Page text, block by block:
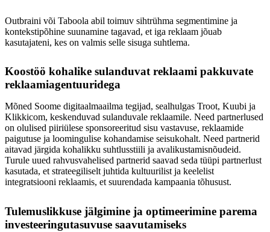
Outbraini või Taboola abil toimuv sihtrühma segmentimine ja
kontekstipõhine suunamine tagavad, et iga reklaam jõuab
kasutajateni, kes on valmis selle sisuga suhtlema.
Koostöö kohalike sulanduvat reklaami pakkuvate
reklaamiagentuuridega
Mõned Soome digitaalmaailma tegijad, sealhulgas Troot, Kuubi ja
Klikkicom, keskenduvad sulanduvale reklaamile. Need partnerlused
on olulised piiriülese sponsoreeritud sisu vastavuse, reklaamide
paigutuse ja loomingulise kohandamise seisukohalt. Need partnerid
aitavad järgida kohalikku suhtlusstiili ja avalikustamisnõudeid.
Turule uued rahvusvahelised partnerid saavad seda tüüpi partnerlust
kasutada, et strateegiliselt juhtida kultuurilist ja keelelist
integratsiooni reklaamis, et suurendada kampaania tõhusust.
Tulemuslikkuse jälgimine ja optimeerimine parema
investeeringutasuvuse saavutamiseks